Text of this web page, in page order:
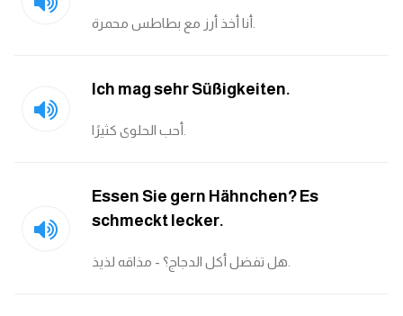
Ich mag sehr Süßigkeiten.
Essen Sie gern Hähnchen? Es
schmeckt lecker.